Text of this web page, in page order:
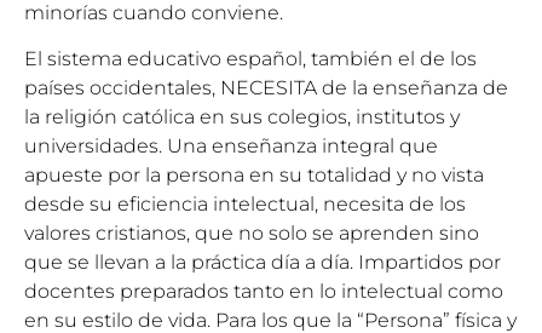
minorías cuando conviene.
El sistema educativo español, también el de los
países occidentales, NECESITA de la enseñanza de
la religión católica en sus colegios, institutos y
universidades. Una enseñanza integral que
apueste por la persona en su totalidad y no vista
desde su eficiencia intelectual, necesita de los
valores cristianos, que no solo se aprenden sino
que se llevan a la práctica día a día. Impartidos por
docentes preparados tanto en lo intelectual como
en su estilo de vida. Para los que la “Persona” física y